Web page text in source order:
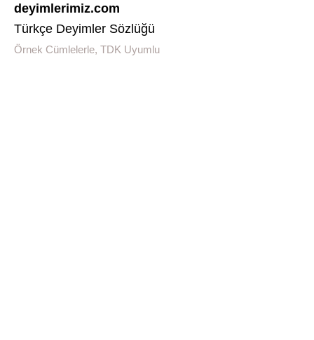
deyimlerimiz.com
Türkçe Deyimler Sözlüğü
Örnek Cümlelerle, TDK Uyumlu